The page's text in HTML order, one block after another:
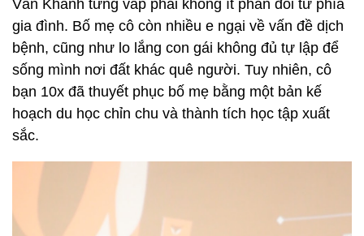
Vân Khanh từng vấp phải không ít phản đối từ phía
gia đình. Bố mẹ cô còn nhiều e ngại về vấn đề dịch
bệnh, cũng như lo lắng con gái không đủ tự lập để
sống mình nơi đất khác quê người. Tuy nhiên, cô
bạn 10x đã thuyết phục bố mẹ bằng một bản kế
hoạch du học chỉn chu và thành tích học tập xuất
sắc.